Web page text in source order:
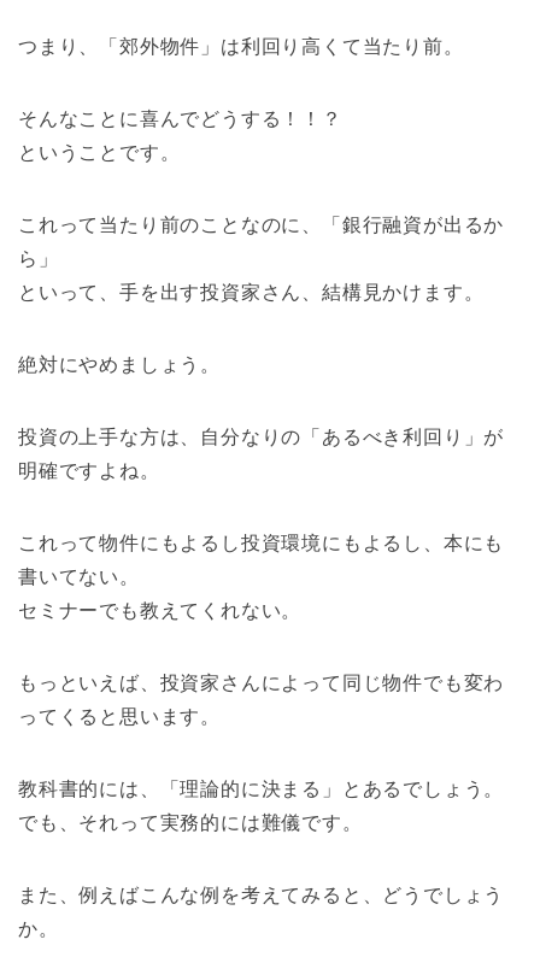
つまり、「郊外物件」は利回り高くて当たり前。
そんなことに喜んでどうする！！？
ということです。
これって当たり前のことなのに、「銀行融資が出るか
ら」
といって、手を出す投資家さん、結構見かけます。
絶対にやめましょう。
投資の上手な方は、自分なりの「あるべき利回り」が
明確ですよね。
これって物件にもよるし投資環境にもよるし、本にも
書いてない。
セミナーでも教えてくれない。
もっといえば、投資家さんによって同じ物件でも変わ
ってくると思います。
教科書的には、「理論的に決まる」とあるでしょう。
でも、それって実務的には難儀です。
また、例えばこんな例を考えてみると、どうでしょう
か。